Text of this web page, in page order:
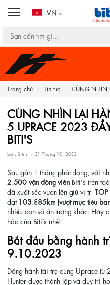
VN
Trang chủ Tin tức CÙNG NHÌN
CÙNG NHÌN LẠI
5 UPRACE 2023
BITI'S
bởi: Biti's 31 Tháng 10, 2023
Sau gần 1 tháng phát động, với
2.500 vận động viên Biti's trên
đã xuất sắc vươn lên giữ vị trí
đạt 103.885km (vượt mục tiêu
nhiều con số ấn tượng khác. Hãy
hào của Biti’s nhé!
Bắt đầu bằng hành
9.10.2023
Đồng hành tài trợ cùng Uprace từ
Hunter được thành lập và duy trì